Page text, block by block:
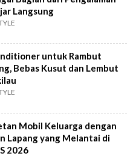
Langsung
untuk Rambut
Bebas Kusut dan Lembut
Mobil Keluarga dengan
Lapang yang Melantai di
2026